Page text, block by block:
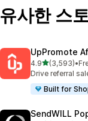
유사한 스
UpPromote
4.9별 5개 중
(3,593)
총 리뷰 3593개
•
Drive referral
Built for
SendWILL